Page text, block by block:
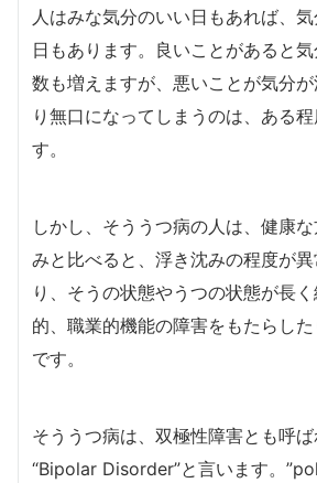
人はみな気分のいい日もあれば、
日もあります。良いことがあると
数も増えますが、悪いことが気分
り無口になってしまうのは、ある
す。
しかし、そううつ病の人は、健康
みと比べると、浮き沈みの程度が
り、そうの状態やうつの状態が長
的、職業的機能の障害をもたらし
です。
そううつ病は、双極性障害とも呼
“Bipolar Disorder”と言います。